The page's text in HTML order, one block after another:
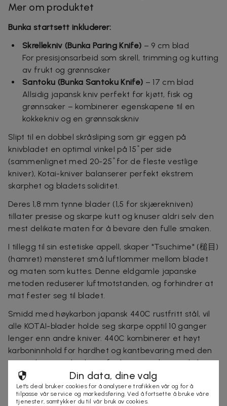
Mer om produktet
Bunka startsett inkluderer:
Skrellekniv (Bunka Paring Knife) – 9 cm blad
For presisjonsarbeid som skrell, trimming og kutting
av frukt og grønnsaker
Santoku (Bunka Santoku Knife) – 17 cm blad
Allsidig japansk kniv perfekt for kjøtt, fisk og
grønnsaker – kombinerer egenskapene til en
kokkekniv og en grønnsakskniv
Slipt til en dobbel skråsliping som gir eggen på
knivbladet en optimal vinkel på 15 ̊ per side
(sammenlignet med 20-25 ̊ for de fleste vestlige
kniver), Kotai-kniver balanserer perfekt ekstrem
skarphet og bladets soliditet.
Deres 1,8 mm tynne blader (1,5 for skjærekniven)
tillater presise og skarpe kutt og knuser aldri selv den
mest delikate maten for å bevare den fulle smaken.
I tillegg til sin estetiske appell, skaper "Tsuchime" (槌目)
(hamret) mønsteret små luftlommer mellom bladet
og maten som kuttes. Denne eldgamle japanske
metoden reduserer luftmotstanden, og forhindrer at
mat fester seg til bladet.
Smidd med høykarbon japansk 440C rustfritt stål, vil
alle KOTAI-blader holde seg skarpe opptil 10 ganger
lenger enn andre kniver. 440C kombinerer et høyt
karboninnhold for hardhet og kantbevaring med den
optimale mengden krom for korrosjonsbestandighet.
Skjult full tang - KOTAI-bladet strekker seg helt til
bunnen av håndtaket - for overlegen holdbarhet og
Din data, dine valg
Let's deal bruker cookies for å analysere trafikken vår og for å
tilpasse vår service og markedsføring. Ved å fortsette å bruke våre
tjenester, samtykker du til vår bruk av cookies.